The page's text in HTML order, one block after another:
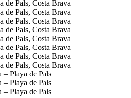
de Pals, Costa Brava
de Pals, Costa Brava
de Pals, Costa Brava
de Pals, Costa Brava
de Pals, Costa Brava
de Pals, Costa Brava
de Pals, Costa Brava
de Pals, Costa Brava
– Playa de Pals
– Playa de Pals
– Playa de Pals